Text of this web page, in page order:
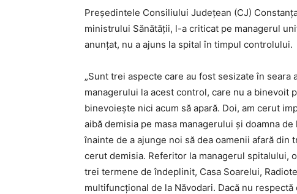
Preşedintele Consiliului Judeţean (CJ)
ministrului Sănătăţii, l-a criticat pe managerul
anunţat, nu a ajuns la spital în timpul controlului.
„Sunt trei aspecte care au fost sesizate în
managerului la acest control, care nu a binevoit
binevoieşte nici acum să apară. Doi, am cerut
aibă demisia pe masa managerului şi doamna
înainte de a ajunge noi să dea oamenii afară
cerut demisia. Referitor la managerul spitalului,
trei termene de îndeplinit, Casa Soarelui,
multifuncţional de la Năvodari. Dacă nu